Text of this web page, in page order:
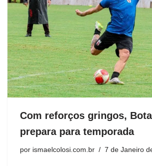
Com reforços gringos,
prepara para temporada
por ismaelcolosi.com.br 7 de Janeiro